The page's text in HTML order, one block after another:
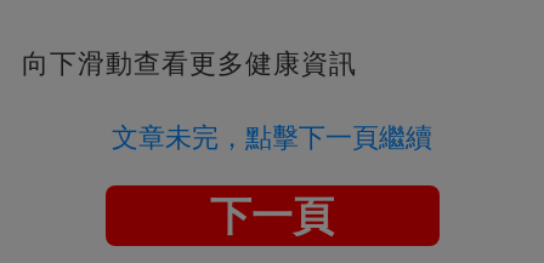
向下滑動查看更多健康資訊
文章未完，點擊下一頁繼續
下一頁